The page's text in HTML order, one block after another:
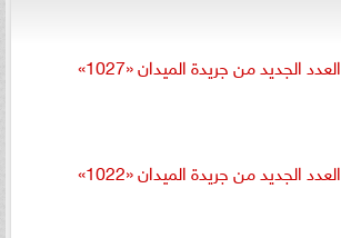
العدد الجديد من جريدة الميدان «1027»
العدد الجديد من جريدة الميدان «1022»